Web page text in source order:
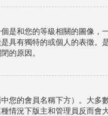
是和您的等級相關的圖像
具有獨特的或個人的表徵
的原因。
您的會員名稱下方）。大
情況下版主和管理員反而會